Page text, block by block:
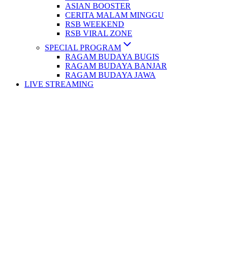
ASIAN BOOSTER
CERITA MALAM MINGGU
RSB WEEKEND
RSB VIRAL ZONE
SPECIAL PROGRAM
RAGAM BUDAYA BUGIS
RAGAM BUDAYA BANJAR
RAGAM BUDAYA JAWA
LIVE STREAMING